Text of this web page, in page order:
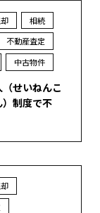
相続
不動産査定
中古物件
せいねんこ
）制度で不